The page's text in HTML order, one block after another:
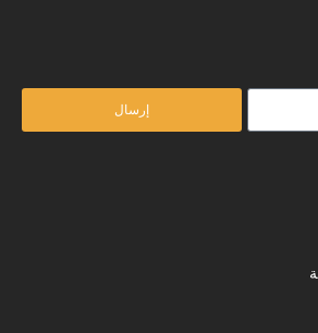
إرسال